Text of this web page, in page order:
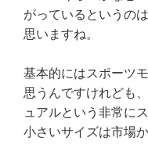
がっているというの
思いますね。
基本的にはスポーツ
思うんですけれども
ュアルという非常に
小さいサイズは市場